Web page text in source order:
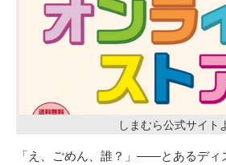
しまむら公式サイト
「え、ごめん、誰？」――とあるディ